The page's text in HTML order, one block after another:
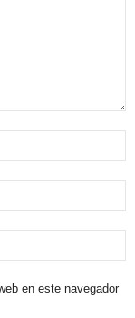
en este navegador